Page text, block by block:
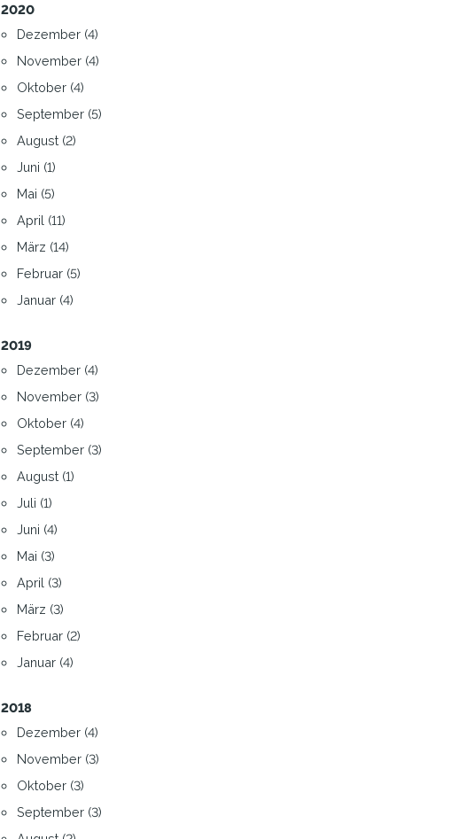
2020
Dezember (4)
November (4)
Oktober (4)
September (5)
August (2)
Juni (1)
Mai (5)
April (11)
März (14)
Februar (5)
Januar (4)
2019
Dezember (4)
November (3)
Oktober (4)
September (3)
August (1)
Juli (1)
Juni (4)
Mai (3)
April (3)
März (3)
Februar (2)
Januar (4)
2018
Dezember (4)
November (3)
Oktober (3)
September (3)